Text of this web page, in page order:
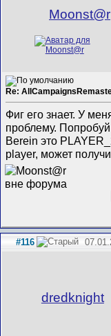
Mооnst@r
Re:
Фиг его знает. У
проблему.
Berein это
player, может
#116
dredknight